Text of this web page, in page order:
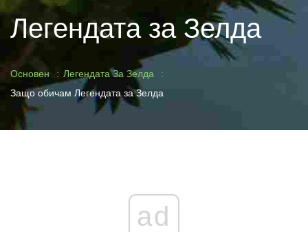
Легендата за Зелда
Основен
Легендата За Зелда
Защо обичам Легендата за Зелда
ad